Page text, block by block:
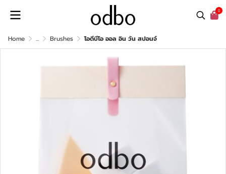
0
Home ... Brushes โอดีบีโอ ออล อิน วัน สปอนจ์